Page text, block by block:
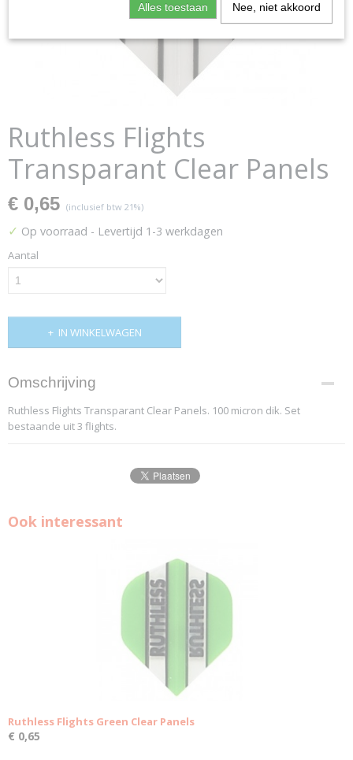
Ruthless Flights
Transparant Clear Panels
€ 0,65 (inclusief btw 21%)
✓ Op voorraad - Levertijd 1-3 werkdagen
Aantal
IN WINKELWAGEN
Omschrijving
Ruthless Flights Transparant Clear Panels. 100 micron dik. Set
bestaande uit 3 flights.
Ook interessant
Ruthless Flights Green Clear Panels
€ 0,65
Alles toestaan Nee, niet akkoord